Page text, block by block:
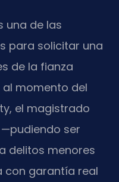
una de las
para solicitar una
de la fianza
momento del
el magistrado
ser
delitos menores
con garantía real